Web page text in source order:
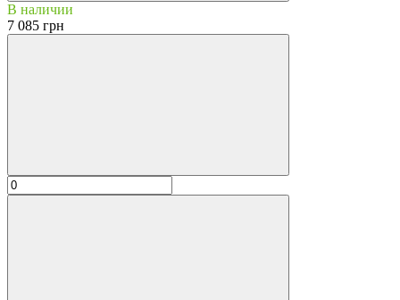
В наличии
7 085 грн